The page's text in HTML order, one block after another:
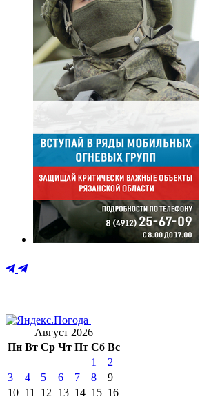
Август 2026
Пн Вт Ср Чт Пт Сб Вс
1
2
3
4 5 6 7 8
9
10 11 12 13 14 15 16